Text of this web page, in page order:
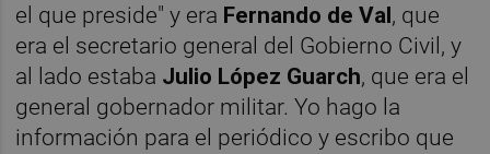
el que preside" y era Fernando de Val, que
era el secretario general del Gobierno Civil, y
al lado estaba Julio López Guarch, que era el
general gobernador militar. Yo hago la
información para el periódico y escribo que